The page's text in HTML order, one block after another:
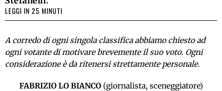
LEGGI IN 25 MINUTI
A corredo di ogni singola classifica abbiamo chiesto ad
ogni votante di motivare brevemente il suo voto. Ogni
considerazione è da ritenersi strettamente personale.
FABRIZIO LO BIANCO(giornalista, sceneggiatore)